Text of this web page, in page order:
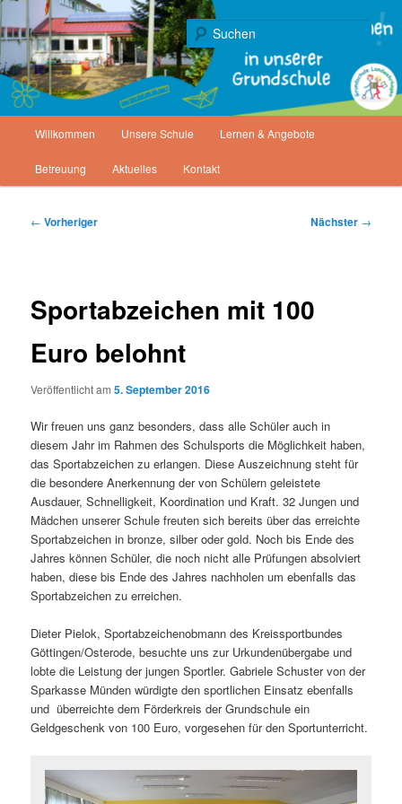
Zum
primären
Inhalt
springenGrundschule Landwehrhagen
Gemeinde Staufenberg
Willkommen Unsere Schule Lernen & Angebote
Betreuung Aktuelles Kontakt
Beitragsnavigation
← Vorheriger Nächster →
Sportabzeichen mit 100
Euro belohnt
Veröffentlicht am5. September 2016
Wir freuen uns ganz besonders, dass alle Schüler auch in
diesem Jahr im Rahmen des Schulsports die Möglichkeit haben,
das Sportabzeichen zu erlangen. Diese Auszeichnung steht für
die besondere Anerkennung der von Schülern geleistete
Ausdauer, Schnelligkeit, Koordination und Kraft. 32 Jungen und
Mädchen unserer Schule freuten sich bereits über das erreichte
Sportabzeichen in bronze, silber oder gold. Noch bis Ende des
Jahres können Schüler, die noch nicht alle Prüfungen absolviert
haben, diese bis Ende des Jahres nachholen um ebenfalls das
Sportabzeichen zu erreichen.
Dieter Pielok, Sportabzeichenobmann des Kreissportbundes
Göttingen/Osterode, besuchte uns zur Urkundenübergabe und
lobte die Leistung der jungen Sportler. Gabriele Schuster von der
Sparkasse Münden würdigte den sportlichen Einsatz ebenfalls
und überreichte dem Förderkreis der Grundschule ein
Geldgeschenk von 100 Euro, vorgesehen für den Sportunterricht.